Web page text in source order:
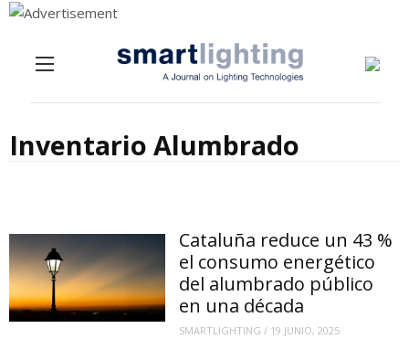
Inventario Alumbrado
Cataluña reduce un 43 %
el consumo energético
del alumbrado público
en una década
SMARTLIGHTING / 19 JUNIO, 2025